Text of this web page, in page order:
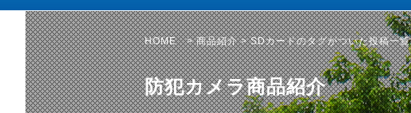
HOME>商品紹介> SDカードのタグがついた投稿一覧
防犯カメラ商品紹介